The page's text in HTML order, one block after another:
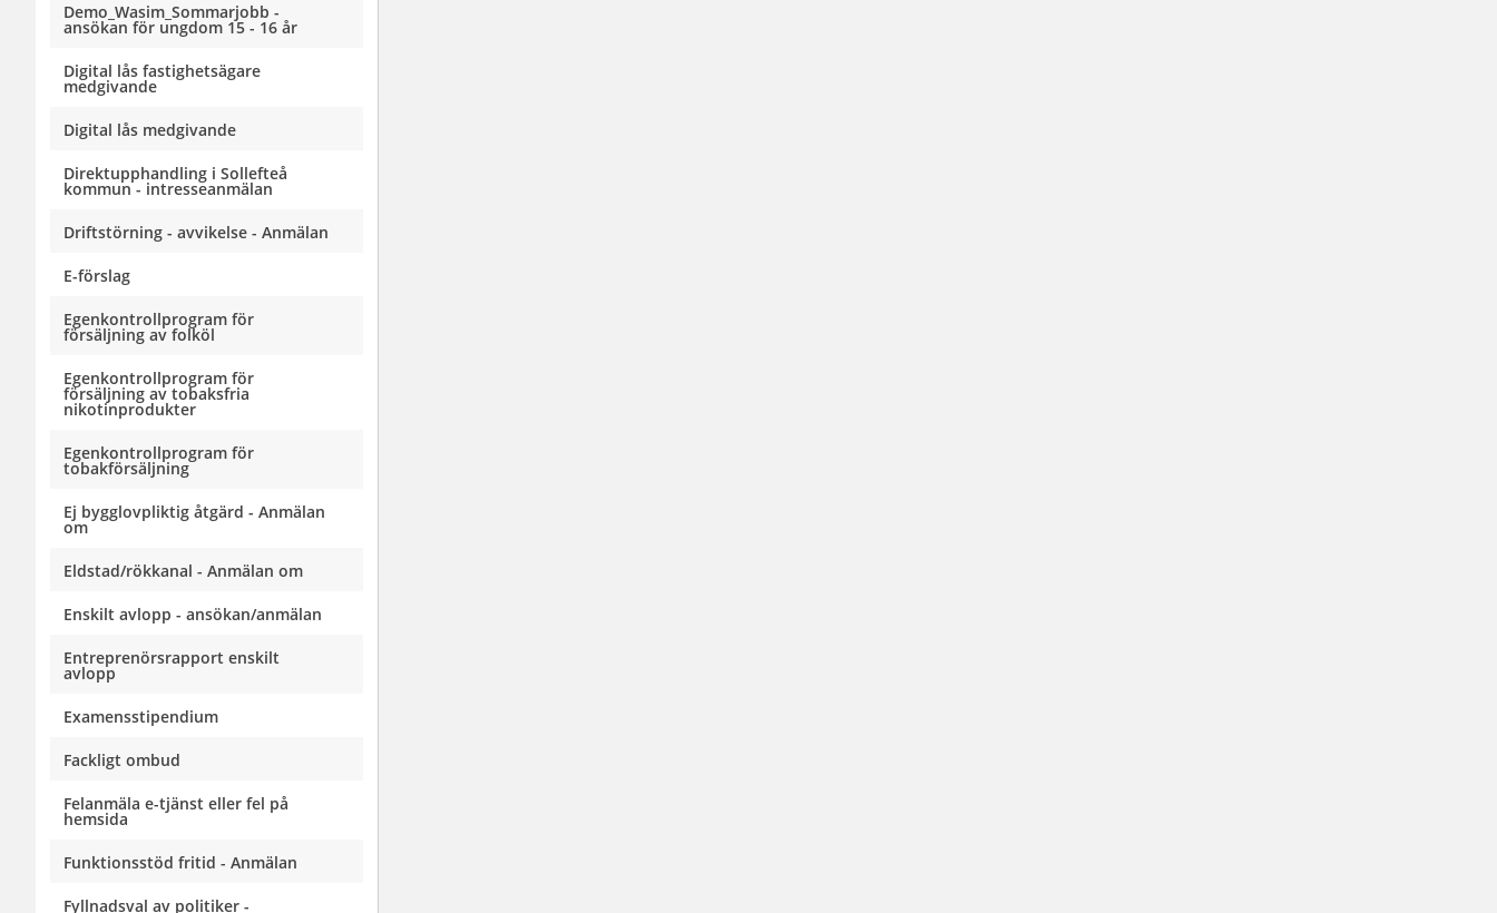
Demo_Wasim_Sommarjobb -
ansökan för ungdom 15 - 16 år
Digital lås fastighetsägare
medgivande
Digital lås medgivande
Direktupphandling i Sollefteå
kommun - intresseanmälan
Driftstörning - avvikelse - Anmälan
E-förslag
Egenkontrollprogram för
försäljning av folköl
Egenkontrollprogram för
försäljning av tobaksfria
nikotinprodukter
Egenkontrollprogram för
tobakförsäljning
Ej bygglovpliktig åtgärd - Anmälan
om
Eldstad/rökkanal - Anmälan om
Enskilt avlopp - ansökan/anmälan
Entreprenörsrapport enskilt
avlopp
Examensstipendium
Fackligt ombud
Felanmäla e-tjänst eller fel på
hemsida
Funktionsstöd fritid - Anmälan
Fyllnadsval av politiker -